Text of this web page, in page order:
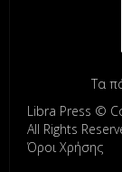
Τα
Libra Press ©
All Rights
Όροι Χρήσης